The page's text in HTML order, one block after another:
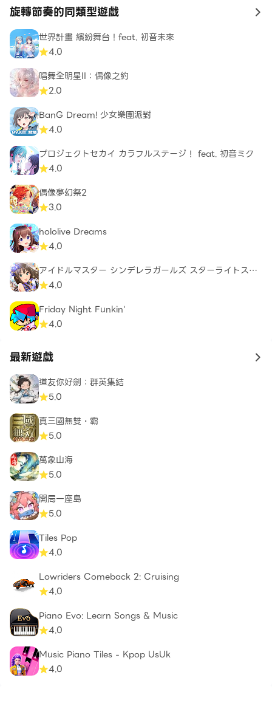
旋轉節奏的同類型遊戲 to
世界計畫 繽紛舞台！feat. 初音未來
4.0
唱舞全明星II：偶像之約
2.0
BanG Dream! 少女樂團派對
4.0
プロジェクトセカイ カラフルステージ！ feat. 初音ミク
4.0
偶像夢幻祭2
3.0
hololive Dreams
4.0
アイドルマスター シンデレラガールズ スターライトステ
ージ4.0
Friday Night Funkin'
4.0
最新遊戲 to
道友你好劍：群英集結
5.0
真三國無雙・霸
5.0
萬象山海
5.0
開局一座島
5.0
Tiles Pop
4.0
Lowriders Comeback 2: Cruising
4.0
Piano Evo: Learn Songs & Music
4.0
Music Piano Tiles - Kpop UsUk
4.0